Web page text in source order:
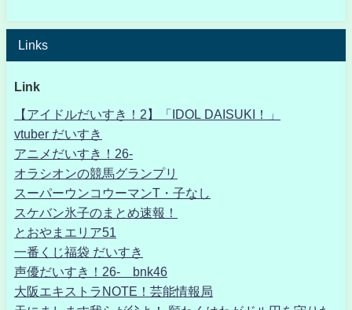
Links
Link
【アイドルだいすき！2】「IDOL DAISUKI！」
vtuber だいすき
アニメだいすき！26-
オラシオンの競馬グランプリ
スーパーウンコウーマンT・子なし
スケバン氷子のまとめ速報！
とおやまエリア51
一番くじ福袋 だいすき
声優だいすき！26- bnk46
大阪エキストラNOTE！芸能情報局